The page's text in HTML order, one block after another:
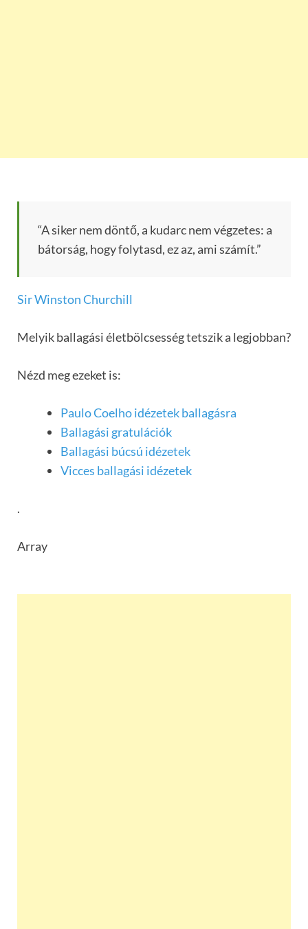
“A siker nem döntő, a kudarc nem végzetes: a
bátorság, hogy folytasd, ez az, ami számít.”
Sir Winston Churchill
Melyik ballagási életbölcsesség tetszik a legjobban?
Nézd meg ezeket is:
Paulo Coelho idézetek ballagásra
Ballagási gratulációk
Ballagási búcsú idézetek
Vicces ballagási idézetek
.
Array